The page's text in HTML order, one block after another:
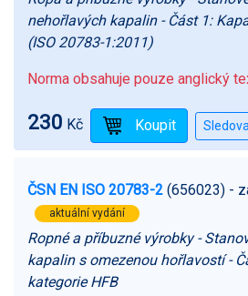
nehořlavých kapalin - Část 1:
(ISO 20783-1:2011)
Norma obsahuje pouze anglický
230 Kč
ČSN EN ISO 20783-2 (656023) -
aktuální vydání
Ropné a příbuzné výrobky -
kapalin s omezenou hořlavostí -
kategorie HFB